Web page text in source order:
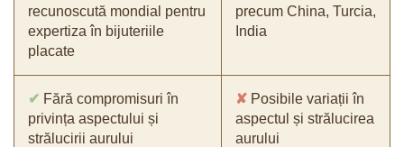
recunoscută mondial pentru
expertiza în bijuteriile
placate
precum China, Turcia,
India
✔ Fără compromisuri în
privința aspectului și
strălucirii aurului
✘ Posibile variații în
aspectul și strălucirea
aurului